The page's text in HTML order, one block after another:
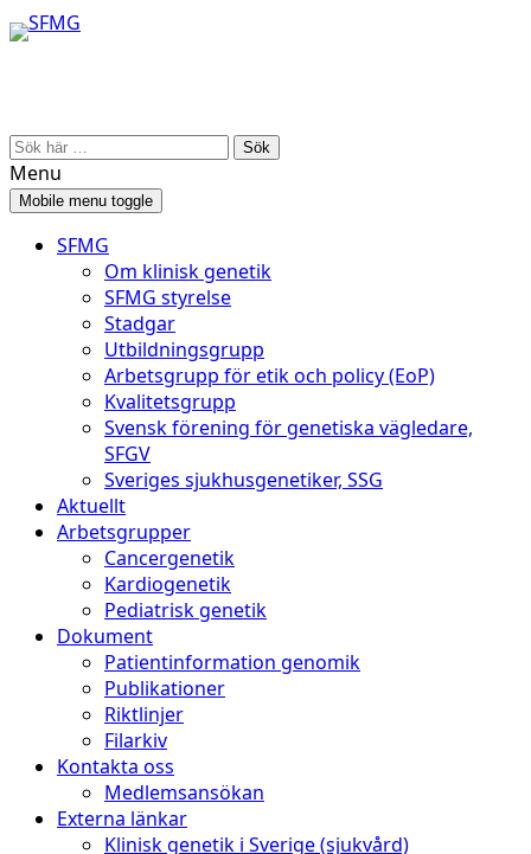
Skip
to
Skip
to
Search
for:
Menu
Mobile menu toggle
SFMG
Om klinisk genetik
SFMG styrelse
Stadgar
Utbildningsgrupp
Arbetsgrupp för etik och policy (EoP)
Kvalitetsgrupp
Svensk förening för genetiska vägledare,
SFGV
Sveriges sjukhusgenetiker, SSG
Aktuellt
Arbetsgrupper
Cancergenetik
Kardiogenetik
Pediatrisk genetik
Dokument
Patientinformation genomik
Publikationer
Riktlinjer
Filarkiv
Kontakta oss
Medlemsansökan
Externa länkar
Klinisk genetik i Sverige (sjukvård)